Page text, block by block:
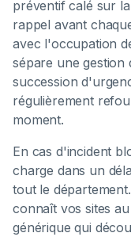
préventif calé sur
rappel avant
avec l'occupation
sépare une gestion
succession
régulièrement
moment.
En cas d'incident
charge dans un
tout le
connaît vos sites au
générique qui